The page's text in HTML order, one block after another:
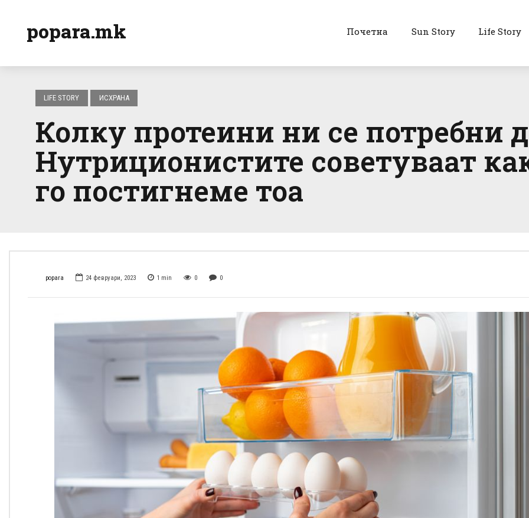
popara.mk Почетна Sun Story Life Story
LIFE STORY ИСХРАНА
Колку протеини ни се потребни
Нутриционистите советуваат
го постигнеме тоа
popara 24 февруари, 2023 1 min 0 0